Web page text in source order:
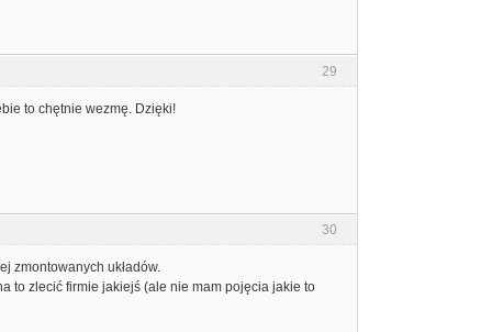
29
to chętnie wezmę. Dzięki!
30
zmontowanych układów.
to zlecić firmie jakiejś (ale nie mam pojęcia jakie to